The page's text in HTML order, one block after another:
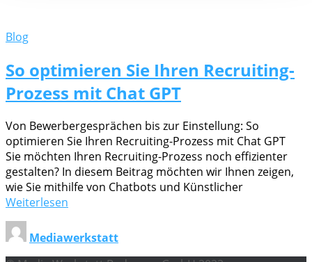
Blog
So optimieren Sie Ihren Recruiting-
Prozess mit Chat GPT
Von Bewerbergesprächen bis zur Einstellung: So
optimieren Sie Ihren Recruiting-Prozess mit Chat GPT
Sie möchten Ihren Recruiting-Prozess noch effizienter
gestalten? In diesem Beitrag möchten wir Ihnen zeigen,
wie Sie mithilfe von Chatbots und Künstlicher
Weiterlesen
Mediawerkstatt